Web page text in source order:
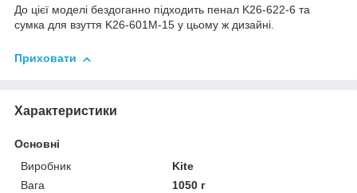
До цієї моделі бездоганно підходить пенал K26-622-6 та
сумка для взуття K26-601M-15 у цьому ж дизайні.
Приховати
Характеристики
Основні
Виробник
Kite
Вага
1050 г